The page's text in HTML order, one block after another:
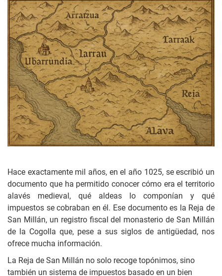
Hace exactamente mil años, en el año 1025, se escribió un
documento que ha permitido conocer cómo era el territorio
alavés medieval, qué aldeas lo componían y qué
impuestos se cobraban en él. Ese documento es la Reja de
San Millán, un registro fiscal del monasterio de San Millán
de la Cogolla que, pese a sus siglos de antigüedad, nos
ofrece mucha información.
La Reja de San Millán no solo recoge topónimos, sino
también un sistema de impuestos basado en un bien